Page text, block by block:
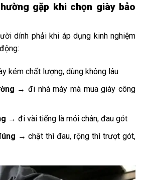
gặp khi chọn giày bảo
dính phải khi áp dụng kinh nghiệm
kém chất lượng, dùng không lâu
→ đi nhà máy mà mua giày công
→ đi vài tiếng là mỏi chân, đau gót
→ chật thì đau, rộng thì trượt gót,